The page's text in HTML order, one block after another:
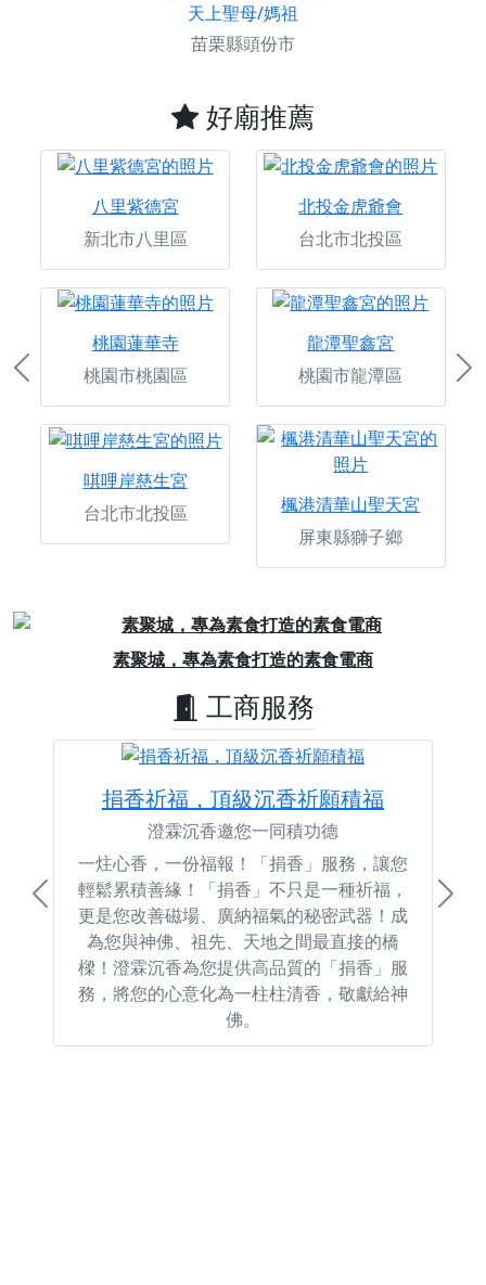
天上聖母/媽祖
苗栗縣頭份市
好廟推薦
八里紫德宮
新北市八里區
北投金虎爺會
台北市北投區
桃園蓮華寺
桃園市桃園區
龍潭聖鑫宮
桃園市龍潭區
唭哩岸慈生宮
台北市北投區
楓港清華山聖天宮
屏東縣獅子鄉
Previous
素聚城，專為素食打造的素食電商
Previous
工商服務
捐香祈福，頂級沉香祈願積福
澄霖沉香邀您一同積功德
一炷心香，一份福報！「捐香」服務，讓您
輕鬆累積善緣！「捐香」不只是一種祈福，
更是您改善磁場、廣納福氣的秘密武器！成
為您與神佛、祖先、天地之間最直接的橋
樑！澄霖沉香為您提供高品質的「捐香」服
務，將您的心意化為一柱柱清香，敬獻給神
佛。
Previous Next